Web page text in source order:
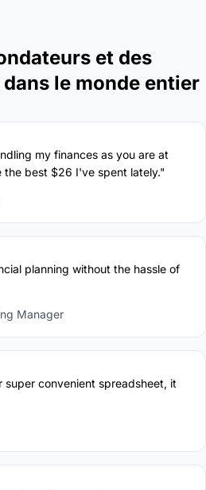
et des
le monde entier
my finances as you are at
the best $26 I've spent lately."
planning without the hassle of
Manager
convenient spreadsheet, it